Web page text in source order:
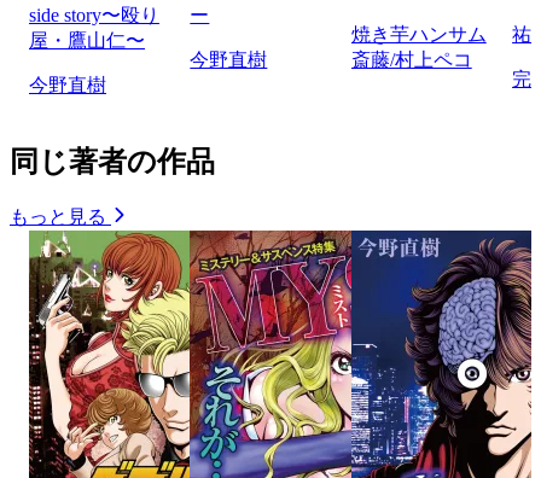
side story〜殴り
屋・鷹山仁〜
今野直樹
ー
今野直樹
焼き芋ハンサム
斎藤/村上ペコ
祐
完
同じ著者の作品
もっと見る